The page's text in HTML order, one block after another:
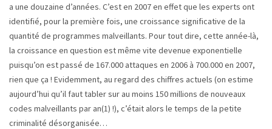
a une douzaine d’années. C’est en 2007 en effet que les experts ont
identifié, pour la première fois, une croissance significative de la
quantité de programmes malveillants. Pour tout dire, cette année-là,
la croissance en question est même vite devenue exponentielle
puisqu’on est passé de 167.000 attaques en 2006 à 700.000 en 2007,
rien que ça ! Evidemment, au regard des chiffres actuels (on estime
aujourd’hui qu’il faut tabler sur au moins 150 millions de nouveaux
codes malveillants par an(1) !), c’était alors le temps de la petite
criminalité désorganisée…